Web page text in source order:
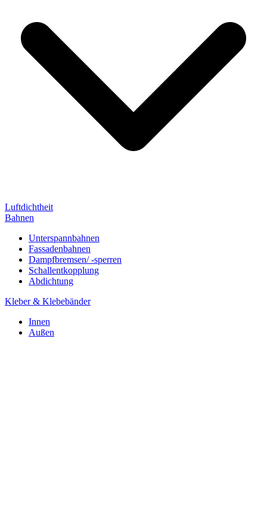
Luftdichtheit
Bahnen
Unterspannbahnen
Fassadenbahnen
Dampfbremsen/ -sperren
Schallentkopplung
Abdichtung
Kleber & Klebebänder
Innen
Außen